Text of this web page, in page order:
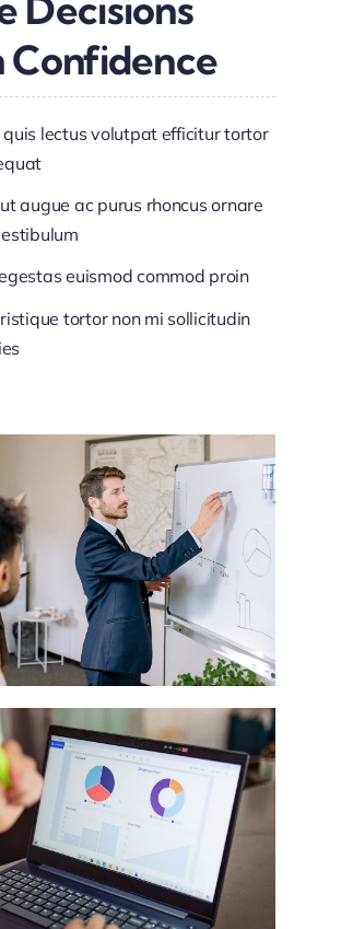
quis lectus volutpat efficitur tortor
augue ac purus rhoncus ornare
euismod commod proin
tortor non mi sollicitudin